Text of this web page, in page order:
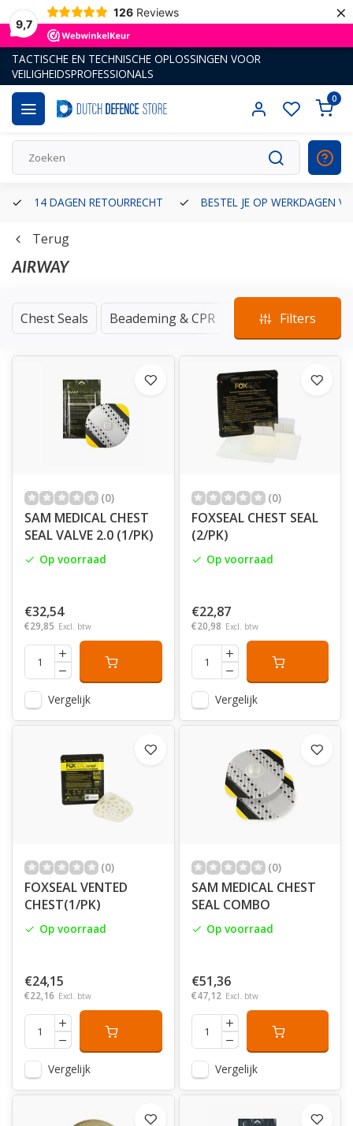
9,7
126 Reviews ×
TACTISCHE EN TECHNISCHE OPLOSSINGEN VOOR
VEILIGHEIDSPROFESSIONALS
0
14 DAGEN RETOURRECHT BESTEL JE OP WERKDAGEN
Terug
AIRWAY
Chest Seals Beademing & CPR Filters
(0)
SAM MEDICAL CHEST
SEAL VALVE 2.0 (1/PK)
Op voorraad
€32,54
€29,85 Excl. btw
Vergelijk
(0)
FOXSEAL CHEST SEAL
(2/PK)
Op voorraad
€22,87
€20,98 Excl. btw
Vergelijk
(0)
FOXSEAL VENTED
CHEST(1/PK)
Op voorraad
€24,15
€22,16 Excl. btw
Vergelijk
(0)
SAM MEDICAL CHEST
SEAL COMBO
Op voorraad
€51,36
€47,12 Excl. btw
Vergelijk